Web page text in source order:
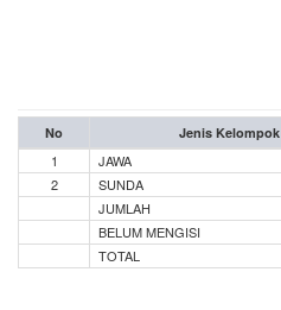
No Jenis Kelompok
1 JAWA
2
SUNDA
JUMLAH
BELUM MENGISI
TOTAL